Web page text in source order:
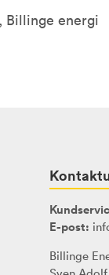
Billinge energi
E-post:
Billinge